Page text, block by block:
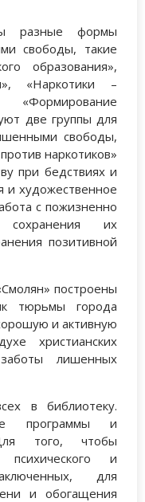
разные формы
свободы, такие
образования»,
«Наркотики –
«Формирование
две группы для
свободы,
наркотиков»
при бедствиях и
и художественное
с пожизненно
их
позитивной
построены
тюрьмы города
и активную
христианских
лишенных
в библиотеку.
программы и
того, чтобы
и
для
и обогащения